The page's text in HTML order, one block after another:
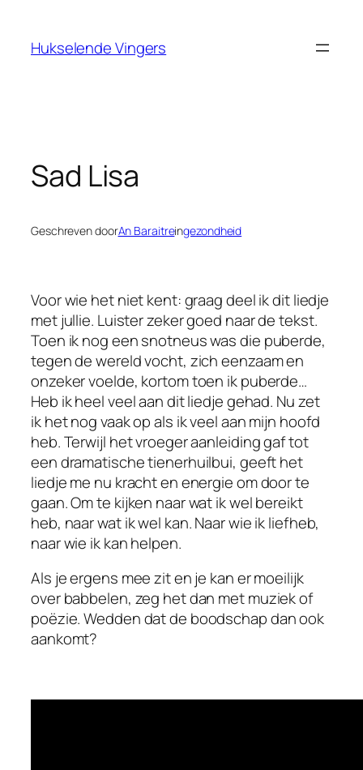
Hukselende Vingers
Sad Lisa
Geschreven doorAn Baraitreingezondheid
Voor wie het niet kent: graag deel ik dit liedje
met jullie. Luister zeker goed naar de tekst.
Toen ik nog een snotneus was die puberde,
tegen de wereld vocht, zich eenzaam en
onzeker voelde, kortom toen ik puberde…
Heb ik heel veel aan dit liedje gehad. Nu zet
ik het nog vaak op als ik veel aan mijn hoofd
heb. Terwijl het vroeger aanleiding gaf tot
een dramatische tienerhuilbui, geeft het
liedje me nu kracht en energie om door te
gaan. Om te kijken naar wat ik wel bereikt
heb, naar wat ik wel kan. Naar wie ik liefheb,
naar wie ik kan helpen.
Als je ergens mee zit en je kan er moeilijk
over babbelen, zeg het dan met muziek of
poëzie. Wedden dat de boodschap dan ook
aankomt?